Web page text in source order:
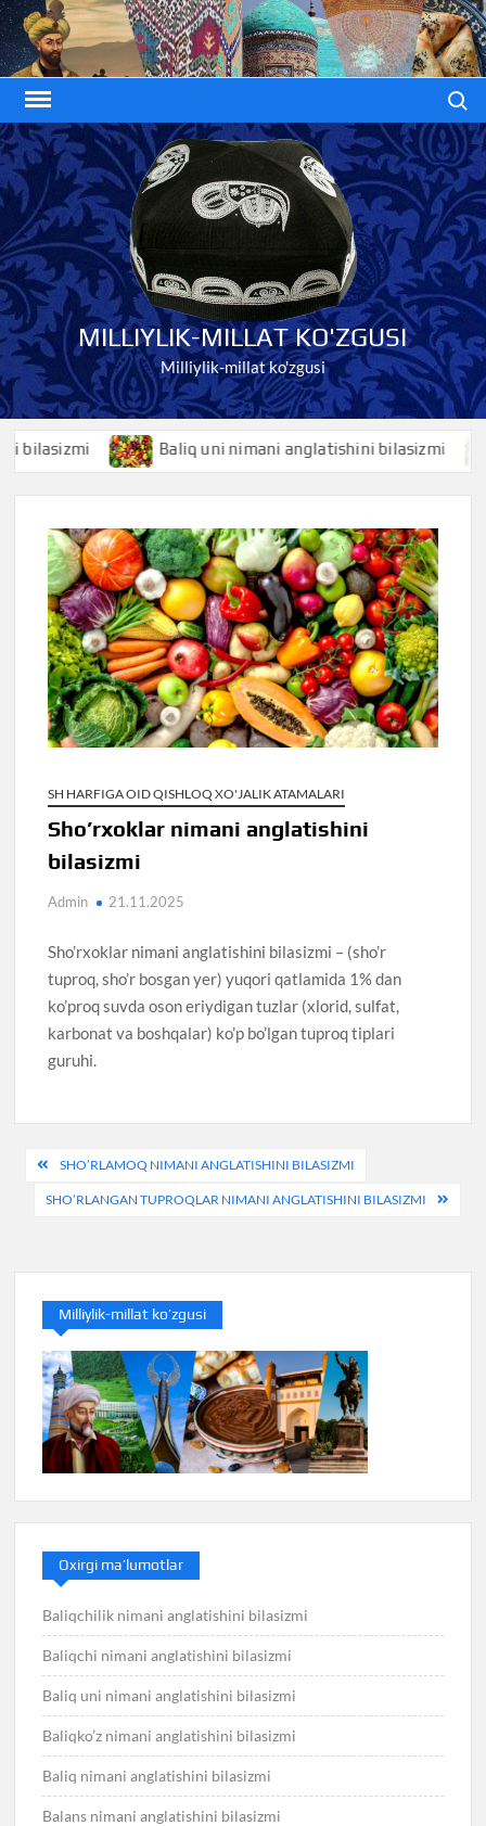
Skip
to
content
MILLIYLIK-MILLAT KO'ZGUSI
Milliylik-millat ko'zgusi
Baliq uni nimani anglatishini bilasizmi
SH HARFIGA OID QISHLOQ XO'JALIK ATAMALARI
Sho’rxoklar nimani anglatishini
bilasizmi
Admin 21.11.2025
Sho’rxoklar nimani anglatishini bilasizmi – (sho’r
tuproq, sho’r bosgan yer) yuqori qatlamida 1% dan
ko’proq suvda oson eriydigan tuzlar (xlorid, sulfat,
karbonat va boshqalar) ko’p bo’lgan tuproq tiplari
guruhi.
Post
menyusi
SHO’RLAMOQ NIMANI ANGLATISHINI BILASIZMI
SHO’RLANGAN TUPROQLAR NIMANI ANGLATISHINI BILASIZMI
Milliylik-millat ko’zgusi
Oxirgi ma’lumotlar
Baliqchilik nimani anglatishini bilasizmi
Baliqchi nimani anglatishini bilasizmi
Baliq uni nimani anglatishini bilasizmi
Baliqko’z nimani anglatishini bilasizmi
Baliq nimani anglatishini bilasizmi
Balans nimani anglatishini bilasizmi